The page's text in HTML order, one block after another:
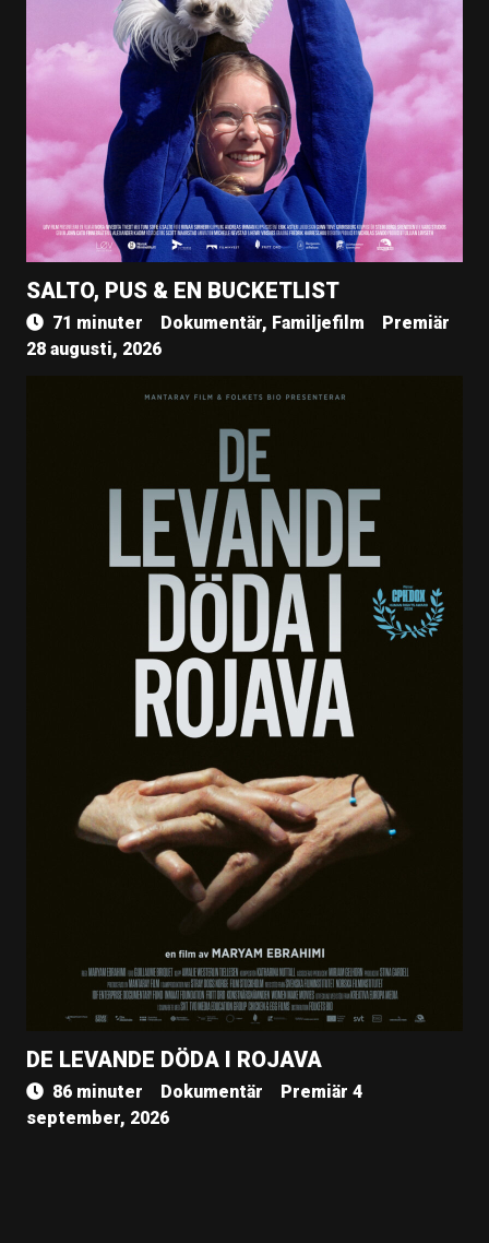
SALTO, PUS & EN BUCKETLIST
71 minuter Dokumentär, Familjefilm
Premiär
28 augusti, 2026
DE LEVANDE DÖDA I ROJAVA
86 minuter Dokumentär
Premiär 4
september, 2026